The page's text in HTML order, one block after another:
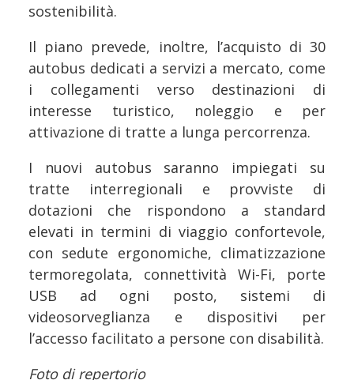
sostenibilità.
Il piano prevede, inoltre, l’acquisto di 30
autobus dedicati a servizi a mercato, come
i collegamenti verso destinazioni di
interesse turistico, noleggio e per
attivazione di tratte a lunga percorrenza.
I nuovi autobus saranno impiegati su
tratte interregionali e provviste di
dotazioni che rispondono a standard
elevati in termini di viaggio confortevole,
con sedute ergonomiche, climatizzazione
termoregolata, connettività Wi-Fi, porte
USB ad ogni posto, sistemi di
videosorveglianza e dispositivi per
l’accesso facilitato a persone con disabilità.
Foto di repertorio